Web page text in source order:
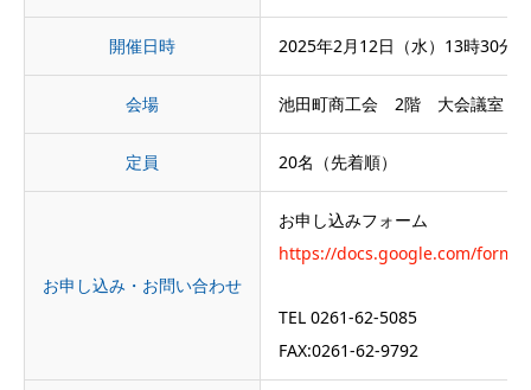
開催日時 2025年2月12日（水）13時30分
会場 池田町商工会 2階 大会議室
定員 20名（先着順）
お申し込み・お問い合わせ
お申し込みフォーム
https://docs.google.com/forms/
TEL 0261-62-5085
FAX:0261-62-9792